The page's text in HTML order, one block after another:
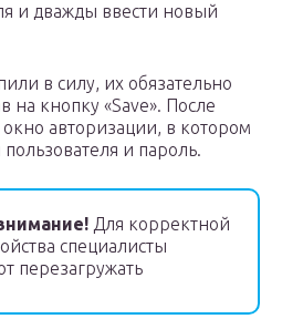
и дважды ввести новый
в силу, их обязательно
на кнопку «Save». После
окно авторизации, в котором
и пароль.
Для корректной
специалисты
перезагружать